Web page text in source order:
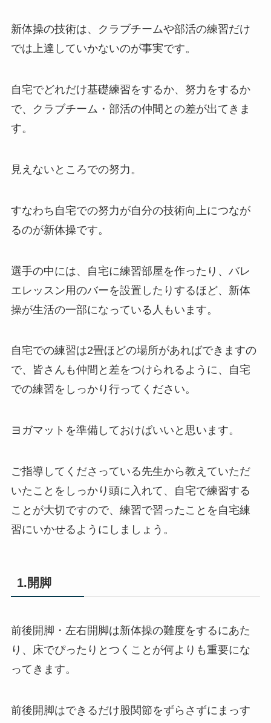
新体操の技術は、クラブチームや部活の練習だけ
では上達していかないのが事実です。
自宅でどれだけ基礎練習をするか、努力をするか
で、クラブチーム・部活の仲間との差が出てきま
す。
見えないところでの努力。
すなわち自宅での努力が自分の技術向上につなが
るのが新体操です。
選手の中には、自宅に練習部屋を作ったり、バレ
エレッスン用のバーを設置したりするほど、新体
操が生活の一部になっている人もいます。
自宅での練習は2畳ほどの場所があればできますの
で、皆さんも仲間と差をつけられるように、自宅
での練習をしっかり行ってください。
ヨガマットを準備しておけばいいと思います。
ご指導してくださっている先生から教えていただ
いたことをしっかり頭に入れて、自宅で練習する
ことが大切ですので、練習で習ったことを自宅練
習にいかせるようにしましょう。
1.開脚
前後開脚・左右開脚は新体操の難度をするにあた
り、床でぴったりとつくことが何よりも重要にな
ってきます。
前後開脚はできるだけ股関節をずらさずにまっす